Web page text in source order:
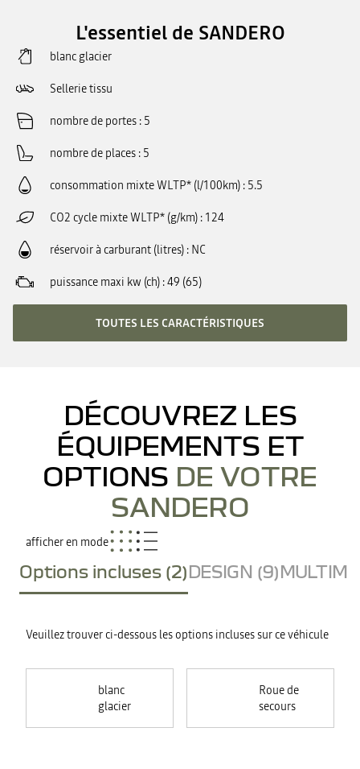
L'essentiel de SANDERO
blanc glacier
Sellerie tissu
nombre de portes 5
nombre de places 5
consommation mixte WLTP* (l/100km) 5.5
CO2 cycle mixte WLTP* (g/km) 124
réservoir à carburant (litres) NC
puissance maxi kw (ch) 49 (65)
TOUTES LES CARACTÉRISTIQUES
DÉCOUVREZ LES
ÉQUIPEMENTS ET
OPTIONS DE VOTRE
SANDERO
afficher en mode
Options incluses (2)DESIGN (9)
Veuillez trouver ci-dessous les options incluses sur ce véhicule
blanc
glacier
Roue de
secours